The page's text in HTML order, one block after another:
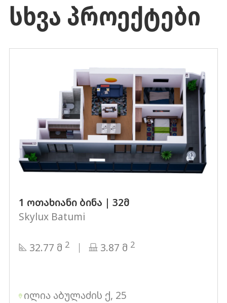
ᲡᲮᲕᲐ ᲞᲠᲝᲔᲥᲢᲔᲑᲘ
1 ოთახიანი ბინა | 32მ
Skylux Batumi
32.77 მ 2 3.87 მ 2
ილია აბულაძის ქ, 25